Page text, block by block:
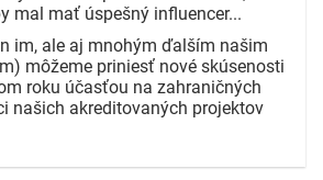
mal mať úspešný influencer...
im, ale aj mnohým ďalším našim
môžeme priniesť nové skúsenosti
roku účasťou na zahraničných
našich akreditovaných projektov